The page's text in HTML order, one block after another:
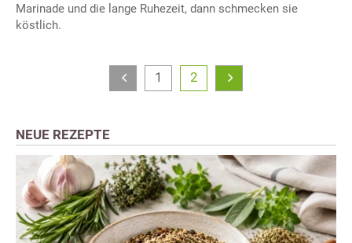
Marinade und die lange Ruhezeit, dann schmecken sie
köstlich.
1 2
NEUE REZEPTE